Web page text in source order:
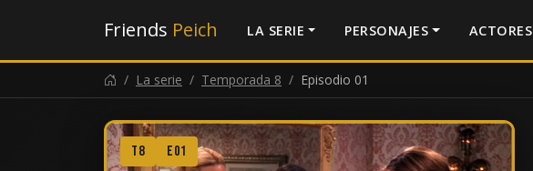
Friends Peich LA SERIE PERSONAJES ACTORES
La serie Temporada 8 Episodio 01
T8 E01